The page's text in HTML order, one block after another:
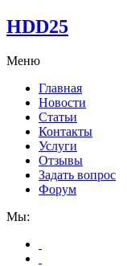
HDD25
Меню
Главная
Новости
Статьи
Контакты
Услуги
Отзывы
Задать вопрос
Форум
Мы: